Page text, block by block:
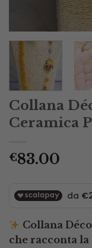
Collana
Ceramica
€83.00
Collana
che racconta